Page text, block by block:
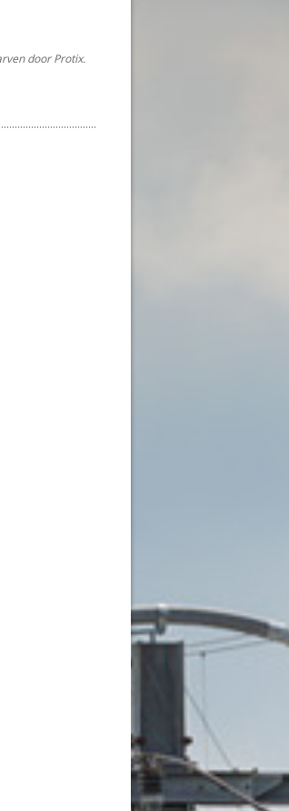
door Protix.